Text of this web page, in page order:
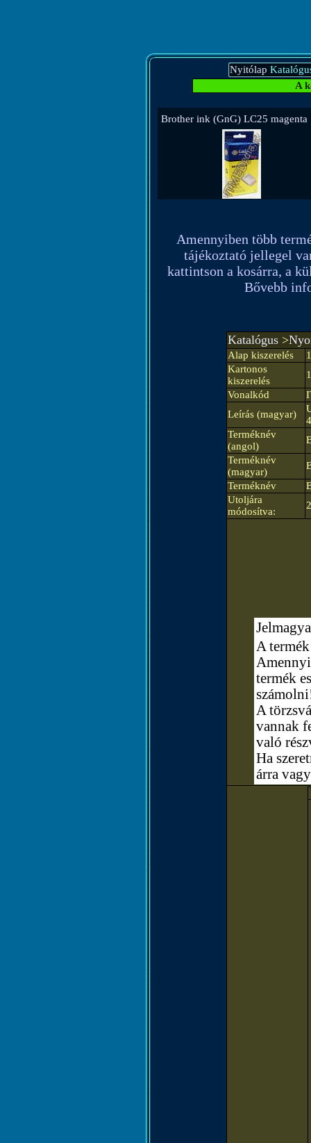
Nyitólap
A
Brother ink (GnG) LC25
Amennyiben több
tájékoztató jellegel
kattintson a kosárra, a
Bővebb
Katalógus >
Alap kiszerelés
1
Kartonos
kiszerelés
Vonalkód
Leírás (magyar)
Terméknév
(angol)
Terméknév
(magyar)
Terméknév
Utoljára
módosítva:
A
termék
A
vannak
való
Ha
árra